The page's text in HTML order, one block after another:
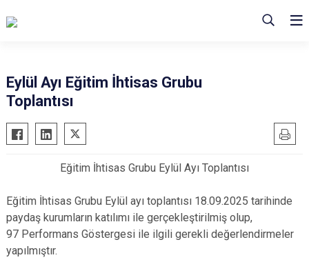
Eylül Ayı Eğitim İhtisas Grubu
Toplantısı
Eğitim İhtisas Grubu Eylül Ayı Toplantısı
Eğitim İhtisas Grubu Eylül ayı toplantısı 18.09.2025 tarihinde
paydaş kurumların katılımı ile gerçekleştirilmiş olup,
97 Performans Göstergesi ile ilgili gerekli değerlendirmeler
yapılmıştır.